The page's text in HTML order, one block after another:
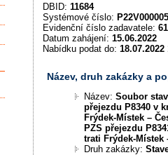
DBID: 11684
Systémové číslo:
Evidenční číslo zadavatele:
Datum zahájení: 15.06.2022
Nabídku podat do: 18.07.2022
Název, druh zakázky a
Název:Soubor
přejezdu P8340 v
Frýdek-Místek –
PZS přejezdu
trati Frýdek-Místek
Druh zakázky: